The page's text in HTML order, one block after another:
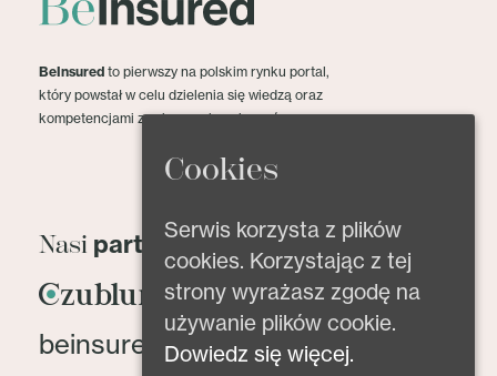
BeInsured to pierwszy na polskim rynku portal,
który powstał w celu dzielenia się wiedzą oraz
kompetencjami z zakresu ubezpieczeń.
Nasi partnerzy
beinsured@beinsured.pl
Cookies
Serwis korzysta z plików
cookies. Korzystając z tej
strony wyrażasz zgodę na
używanie plików cookie.
Dowiedz się więcej.